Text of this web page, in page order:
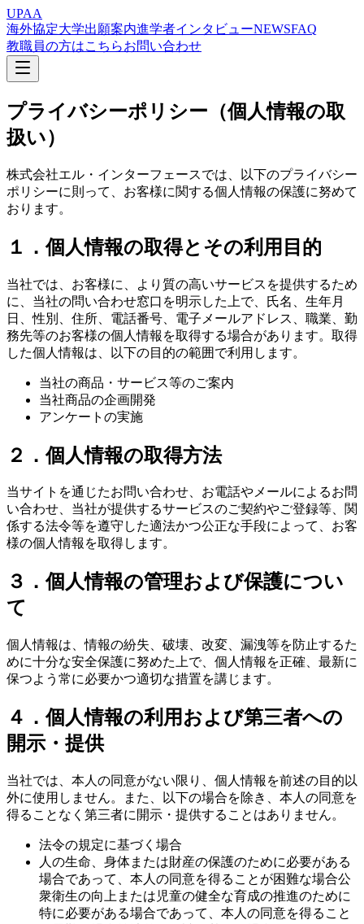
UPAA
海外協定大学出願案内進学者インタビューNEWSFAQ
教職員の方はこちらお問い合わせ
プライバシーポリシー（個人情報の取
扱い）
株式会社エル・インターフェースでは、以下のプライバシー
ポリシーに則って、お客様に関する個人情報の保護に努めて
おります。
１．個人情報の取得とその利用目的
当社では、お客様に、より質の高いサービスを提供するため
に、当社の問い合わせ窓口を明示した上で、氏名、生年月
日、性別、住所、電話番号、電子メールアドレス、職業、勤
務先等のお客様の個人情報を取得する場合があります。取得
した個人情報は、以下の目的の範囲で利用します。
当社の商品・サービス等のご案内
当社商品の企画開発
アンケートの実施
２．個人情報の取得方法
当サイトを通じたお問い合わせ、お電話やメールによるお問
い合わせ、当社が提供するサービスのご契約やご登録等、関
係する法令等を遵守した適法かつ公正な手段によって、お客
様の個人情報を取得します。
３．個人情報の管理および保護につい
て
個人情報は、情報の紛失、破壊、改変、漏洩等を防止するた
めに十分な安全保護に努めた上で、個人情報を正確、最新に
保つよう常に必要かつ適切な措置を講じます。
４．個人情報の利用および第三者への
開示・提供
当社では、本人の同意がない限り、個人情報を前述の目的以
外に使用しません。また、以下の場合を除き、本人の同意を
得ることなく第三者に開示・提供することはありません。
法令の規定に基づく場合
人の生命、身体または財産の保護のために必要がある
場合であって、本人の同意を得ることが困難な場合公
衆衛生の向上または児童の健全な育成の推進のために
特に必要がある場合であって、本人の同意を得ること